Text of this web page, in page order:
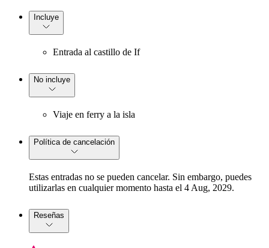
Incluye
Entrada al castillo de If
No incluye
Viaje en ferry a la isla
Política de cancelación
Estas entradas no se pueden cancelar. Sin embargo, puedes
utilizarlas en cualquier momento hasta el 4 Aug, 2029.
Reseñas